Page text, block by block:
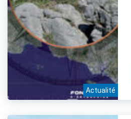
Actualité